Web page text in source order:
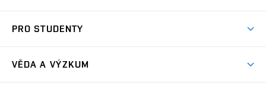
Jak se dostat na FCH
PRO STUDENTY
VĚDA A VÝZKUM